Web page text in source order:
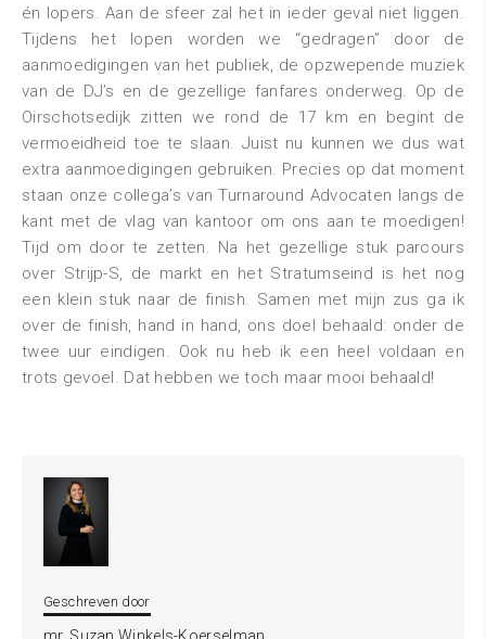
én lopers. Aan de sfeer zal het in ieder geval niet liggen.
Tijdens het lopen worden we “gedragen” door de
aanmoedigingen van het publiek, de opzwepende muziek
van de DJ’s en de gezellige fanfares onderweg. Op de
Oirschotsedijk zitten we rond de 17 km en begint de
vermoeidheid toe te slaan. Juist nu kunnen we dus wat
extra aanmoedigingen gebruiken. Precies op dat moment
staan onze collega’s van Turnaround Advocaten langs de
kant met de vlag van kantoor om ons aan te moedigen!
Tijd om door te zetten. Na het gezellige stuk parcours
over Strijp-S, de markt en het Stratumseind is het nog
een klein stuk naar de finish. Samen met mijn zus ga ik
over de finish, hand in hand, ons doel behaald: onder de
twee uur eindigen. Ook nu heb ik een heel voldaan en
trots gevoel. Dat hebben we toch maar mooi behaald!
Geschreven door